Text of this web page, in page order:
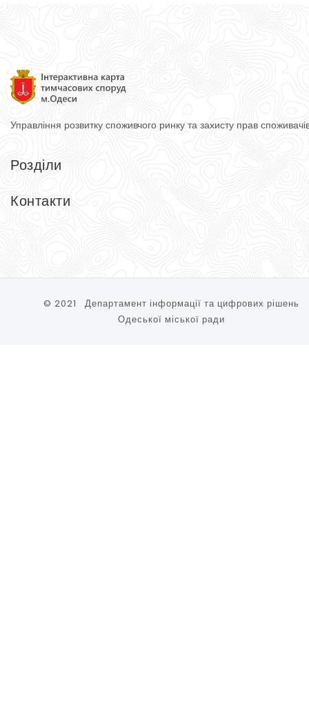
Управління розвитку споживчого ринку та захисту прав
Розділи
Головна
Довідник
Контакти
© 2021 Департамент інформації та цифрових рішень
Одеської міської ради